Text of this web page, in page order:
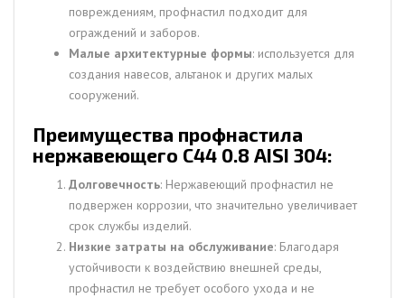
повреждениям, профнастил подходит для
ограждений и заборов.
Малые архитектурные формы: используется для
создания навесов, альтанок и других малых
сооружений.
Преимущества профнастила
нержавеющего С44 0.8 AISI 304:
Долговечность: Нержавеющий профнастил не
подвержен коррозии, что значительно увеличивает
срок службы изделий.
Низкие затраты на обслуживание: Благодаря
устойчивости к воздействию внешней среды,
профнастил не требует особого ухода и не